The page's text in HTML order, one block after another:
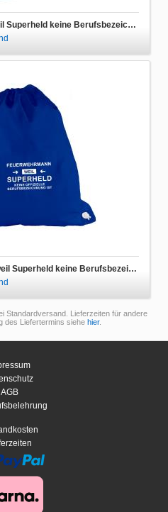
Lätzchen Feuerwehrmann, weil Superheld keine Berufsbezeichnung ist
Turnbeutel Feuerwehrmann, weil Superheld keine Berufsbezeichnung ist
Standardversand. Lieferzeiten für andere
des Liefertermins siehe hier.
AGB